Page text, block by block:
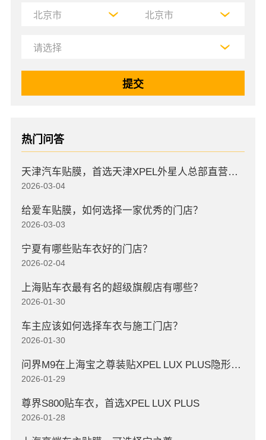
热门问答
天津汽车贴膜，首选天津XPEL外星人总部直营店，高口碑店
2026-03-04
给爱车贴膜，如何选择一家优秀的门店？
2026-03-03
宁夏有哪些贴车衣好的门店？
2026-02-04
上海贴车衣最有名的超级旗舰店有哪些？
2026-01-30
车主应该如何选择车衣与施工门店？
2026-01-30
问界M9在上海宝之尊装贴XPEL LUX PLUS隐形车衣
2026-01-29
尊界S800贴车衣，首选XPEL LUX PLUS
2026-01-28